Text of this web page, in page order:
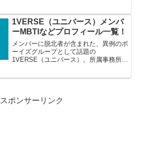
MOKA（モカ）、WONHEE（ウォン
ヒ）、...
1VERSE（ユニバース）メンバ
ーMBTIなどプロフィール一覧！
メンバーに脱北者が含まれた、異例のボ
ーイズグループとして話題の
1VERSE（ユニバース）。所属事務所の
スポンサーリンク